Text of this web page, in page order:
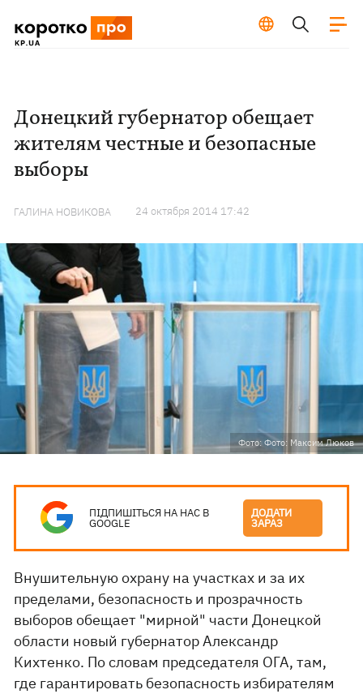
Донецкий губернатор обещает
жителям честные и безопасные
выборы
ГАЛИНА НОВИКОВА 24 октября 2014 17:42
Фото: Фото: Максим Люков
ПІДПИШІТЬСЯ НА НАС В
GOOGLE
ДОДАТИ
ЗАРАЗ
Внушительную охрану на участках и за их
пределами, безопасность и прозрачность
выборов обещает "мирной" части Донецкой
области новый губернатор Александр
Кихтенко. По словам председателя ОГА, там,
где гарантировать безопасность избирателям